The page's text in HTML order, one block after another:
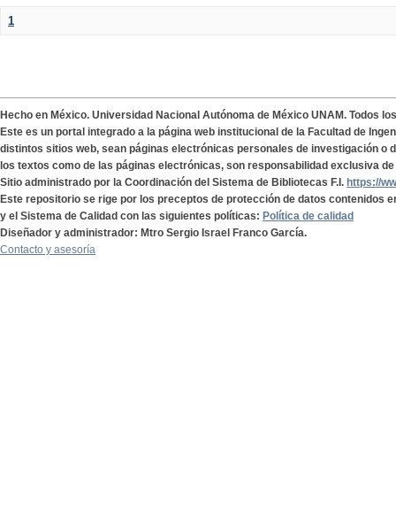
1
Hecho en México. Universidad Nacional Autónoma de México UNAM. Todos
Este es un portal integrado a la página web institucional de la Facultad de
distintos sitios web, sean páginas electrónicas personales de investigación o
los textos como de las páginas electrónicas, son responsabilidad exclusiva
Sitio administrado por la Coordinación del Sistema de Bibliotecas F.I. https://
Este repositorio se rige por los preceptos de protección de datos contenidos
y el Sistema de Calidad con las siguientes políticas: Política de calidad
Diseñador y administrador: Mtro Sergio Israel Franco García.
Contacto y asesoría